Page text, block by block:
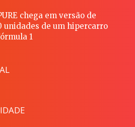
chega em versão de
unidades de um hipercarro
1